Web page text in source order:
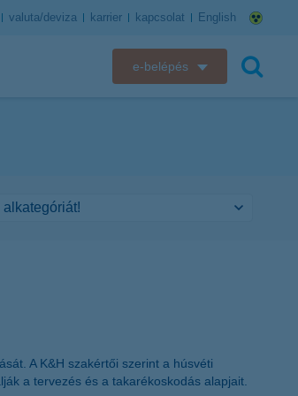
valuta/deviza karrier kapcsolat English
e-belépés
K&H e-kártyafelület
A K&H szakértői szerint a húsvéti
a tervezés és a takarékoskodás alapjait.